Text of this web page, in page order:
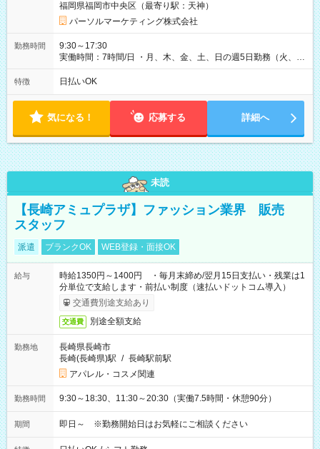
福岡県福岡市中央区（最寄り駅：天神）
パーソルマーケティング株式会社
勤務時間
9:30～17:30
実働時間：7時間/日 ・月、木、金、土、日の週5日勤務（火、水
は固定休です／GW、お盆、年末年始等、長期休暇有り！） ・
ワンシフト！ ・残業ほぼナシ（0～5h/月）
特徴 日払いOK
気になる！ 応募する 詳細へ
未読
【長崎アミュプラザ】ファッション業界 販売
スタッフ
派遣 ブランクOK WEB登録・面接OK
給与
時給1350円～1400円 ・毎月末締め/翌月15日支払い・残業は1
分単位で支給します・前払い制度（速払いドットコム導入）
交通費別途支給あり
交通費 別途全額支給
勤務地
長崎県長崎市
長崎(長崎県)駅 / 長崎駅前駅
アパレル・コスメ関連
勤務時間 9:30～18:30、11:30～20:30（実働7.5時間・休憩90分）
期間 即日～ ※勤務開始日はお気軽にご相談ください